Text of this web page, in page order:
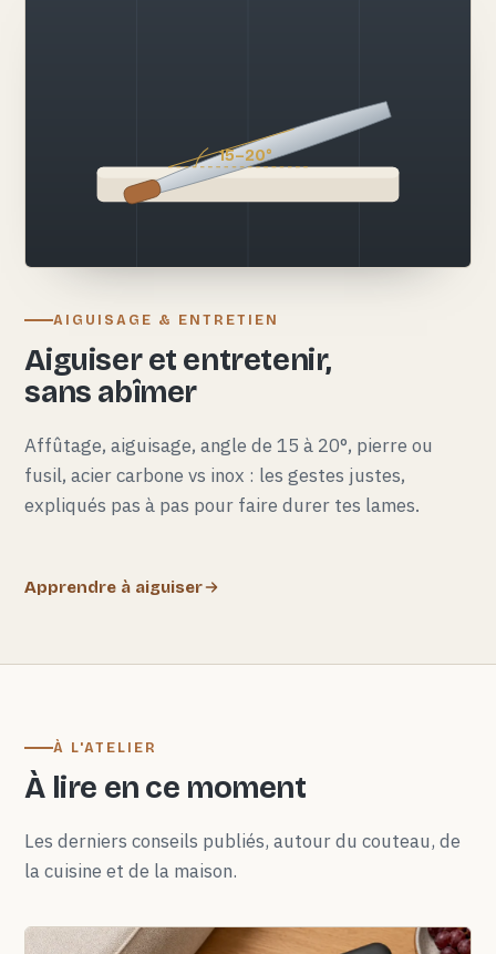
15–20°
AIGUISAGE & ENTRETIEN
Aiguiser et entretenir,
sans abîmer
Affûtage, aiguisage, angle de 15 à 20°, pierre ou
fusil, acier carbone vs inox : les gestes justes,
expliqués pas à pas pour faire durer tes lames.
Apprendre à aiguiser
À L'ATELIER
À lire en ce moment
Les derniers conseils publiés, autour du couteau, de
la cuisine et de la maison.